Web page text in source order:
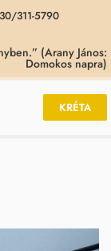
311-5790
(Arany János:
Domokos napra)
KRÉTA